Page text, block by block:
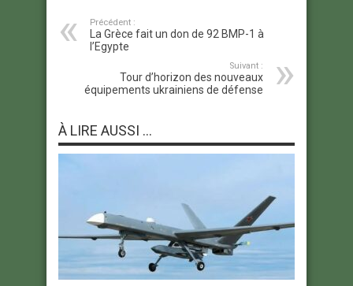
Précédent :
La Grèce fait un don de 92 BMP-1 à
l’Egypte
Suivant :
Tour d’horizon des nouveaux
équipements ukrainiens de défense
À LIRE AUSSI ...